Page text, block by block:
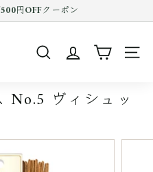
Pause
円OFFクーポン
SEARCH
No.5 ヴィシュッ